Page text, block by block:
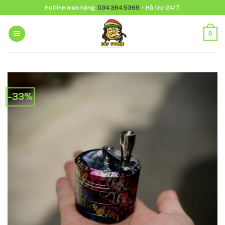
đến
nội
dung
Hotline mua hàng: 034.364.5369 - Hỗ trợ 24/7.
0
-33%